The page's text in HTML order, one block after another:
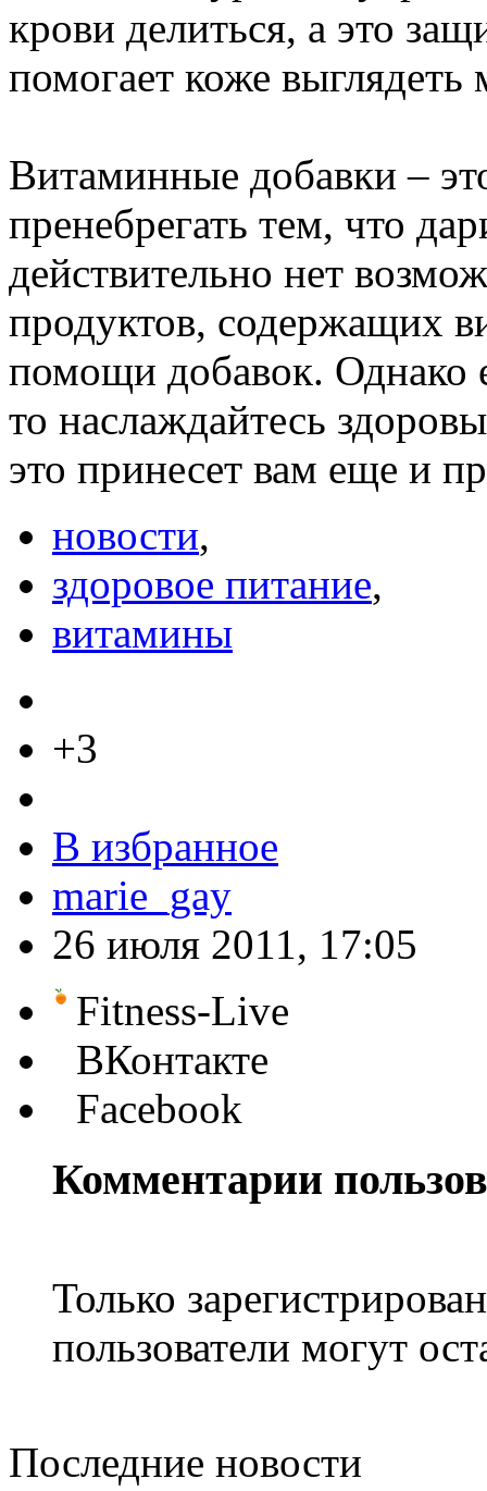
крови делиться, а это
помогает коже выглядеть
Витаминные добавки –
пренебрегать тем, что
действительно нет
продуктов, содержащих
помощи добавок. Однако
то наслаждайтесь
это принесет вам еще и
новости,
здоровое питание,
витамины
+3
В избранное
marie_gay
26 июля 2011, 17:05
Fitness-Live
ВКонтакте
Facebook
Комментарии
Только
пользователи могут
Последние новости